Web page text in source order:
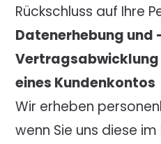
Rückschluss auf Ihre
Datenerhebung und
Vertragsabwicklung
eines Kundenkontos
Wir erheben
wenn Sie uns diese